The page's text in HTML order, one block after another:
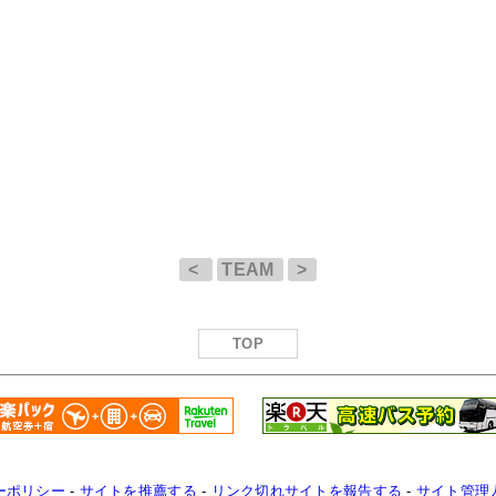
< TEAM >
TOP
ポリシー - サイトを推薦する - リンク切れサイトを報告する - サイト管理